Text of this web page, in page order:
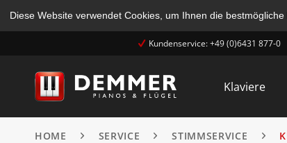
Diese Website verwendet Cookies, um Ihnen die
Kundenservice: +49 (0)6431 877-0
Klaviere
HOME SERVICE STIMMSERVICE